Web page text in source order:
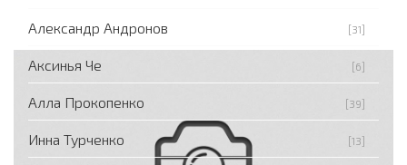
Александр Андронов [31]
Аксинья Че [6]
Алла Прокопенко [39]
Инна Турченко [13]